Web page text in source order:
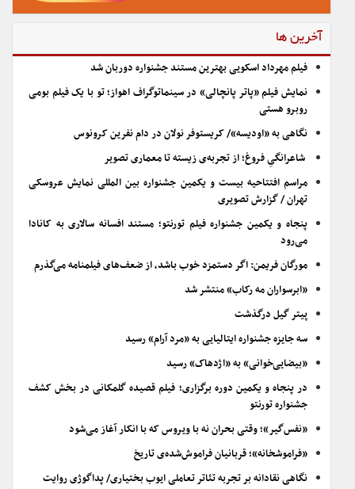
آخرین ها
فیلم مهرداد اسکویی بهترین مستند جشنواره دوربان شد
نمایش فیلم «پاتر پانچالی» در سینماتوگراف اهواز؛ تو با یک فیلم بومی
روبرو هستی
نگاهی به «اودیسه»/ کریستوفر نولان در دام نفرین کرونوس
شاعرانگیِ فروغ؛ از تجربه‌ی زیسته تا معماری تصویر
مراسم افتتاحیه بیست و یکمین جشنواره بین المللی نمایش عروسکی
تهران / گزارش تصویری
پنجاه و یکمین جشنواره فیلم تورنتو؛ مستند افسانه سالاری به کانادا
می‌رود
مورگان فریمن: اگر دستمزد خوب باشد، از ضعف‌های فیلمنامه می‌گذرم
«ابرسواران مه رکاب» منتشر شد
پیتر گیل درگذشت
سه جایزه جشنواره ایتالیایی به «مرد آرام» رسید
«بیضایی‌خوانی» به «اژدهاک» رسید
در پنجاه و یکمین دوره برگزاری؛ فیلم قصیده گلمکانی در بخش کشف
جشنواره تورنتو
«نفس‌گیر»؛ وقتی بحران نه با ویروس که با انکار آغاز می‌شود
«فراموشخانه»؛ قربانیان فراموش‌شده‌ی تاریخ
نگاهی نقادانه بر تجربه تئاتر تعاملی ایوب بختیاری/ پداگوژی روایت